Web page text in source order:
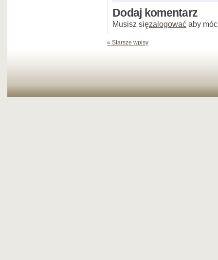
Dodaj komentarz
Musisz sięzalogować aby
« Starsze wpisy